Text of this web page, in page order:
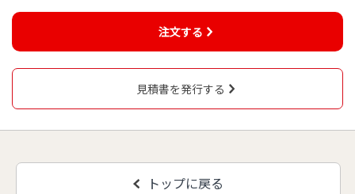
注文する
見積書を発行する
トップに戻る